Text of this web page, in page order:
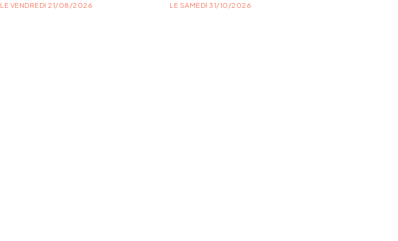
LE VENDREDI 21/08/2026 LE SAMEDI 31/10/2026